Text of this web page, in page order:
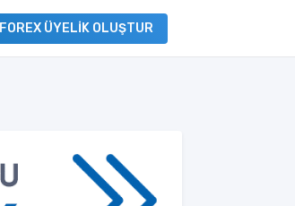
FOREX ÜYELİK OLUŞTUR